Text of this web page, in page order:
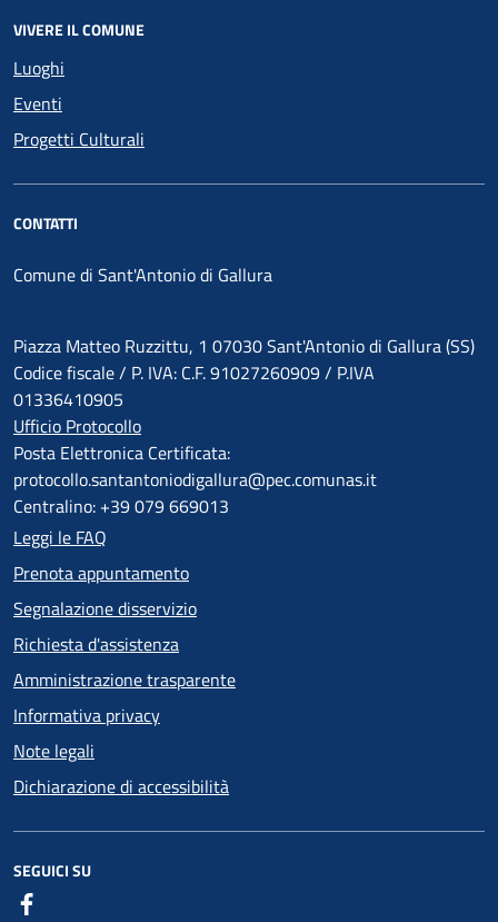
VIVERE IL COMUNE
Luoghi
Eventi
Progetti Culturali
CONTATTI
Comune di Sant'Antonio di Gallura
Piazza Matteo Ruzzittu, 1 07030 Sant'Antonio di Gallura (SS)
Codice fiscale / P. IVA: C.F. 91027260909 / P.IVA
01336410905
Ufficio Protocollo
Posta Elettronica Certificata:
protocollo.santantoniodigallura@pec.comunas.it
Centralino: +39 079 669013
Leggi le FAQ
Prenota appuntamento
Segnalazione disservizio
Richiesta d'assistenza
Amministrazione trasparente
Informativa privacy
Note legali
Dichiarazione di accessibilità
SEGUICI SU